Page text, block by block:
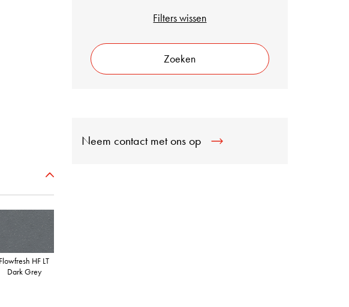
Filters wissen
Zoeken
Neem contact met ons op
Flowfresh HF LT
Dark Grey